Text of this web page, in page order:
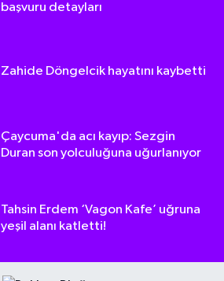
başvuru detayları
Zahide Döngelcik hayatını kaybetti
Çaycuma'da acı kayıp: Sezgin
Duran son yolculuğuna uğurlanıyor
Tahsin Erdem ‘Vagon Kafe’ uğruna
yeşil alanı katletti!